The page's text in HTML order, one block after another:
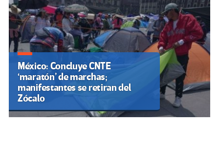
México: Concluye CNTE
‘maratón’ de marchas;
manifestantes se retiran del
Zócalo